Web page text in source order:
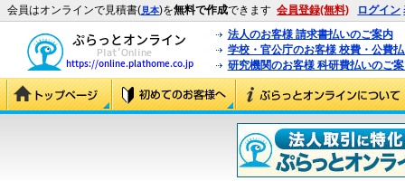
会員はオンラインで見積書(見本)を無料で作成できます 会員登録(無料) ログイン
法人のお客様 請求書払いのご案内
学校・官公庁のお客様 校費・公費
研究機関のお客様 科研費払いのご